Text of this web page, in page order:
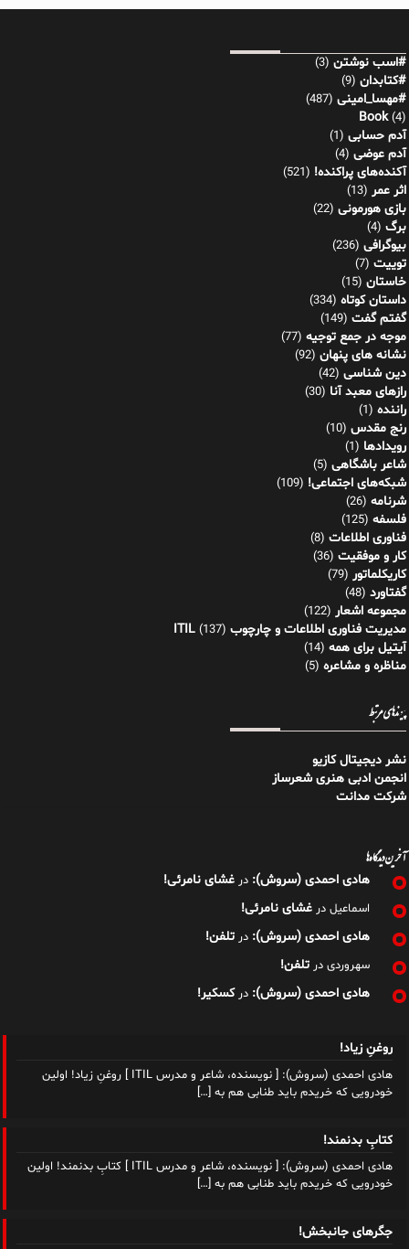
#اسب نوشتن (3)
#کتابدان (9)
#مهسا_امینی (487)
Book(4)
آدم حسابی (1)
آدم عوضی (4)
آکنده‌های پراکنده! (521)
اثر عمر (13)
بازی هورمونی (22)
برگ (4)
بیوگرافی (236)
توییت (7)
خاستان (15)
داستان کوتاه (334)
گفتم گفت (149)
موجه در جمع توجیه (77)
نشانه های پنهان (92)
دین شناسی (42)
رازهای معبد آنا (30)
راننده (1)
رنج مقدس (10)
رویدادها (1)
شاعر باشگاهی (5)
شبکه‌های اجتماعی! (109)
شرنامه (26)
فلسفه (125)
فناوری اطلاعات (8)
کار و موفقیت (36)
کاریکلماتور (79)
گفتاورد (48)
مجموعه اشعار (122)
مدیریت فناوری اطلاعات و چارچوب ITIL (137)
آیتیل برای همه (14)
مناظره و مشاعره (5)
پیوندهای مرتبط
نشر دیجیتال کازیو
انجمن ادبی هنری شعرساز
شرکت مدانت
آخرین دیدگاه‌ها
هادی احمدی (سروش): در غشای نامرئی!
اسماعیل در غشای نامرئی!
هادی احمدی (سروش): در تلفن!
سهروردی در تلفن!
هادی احمدی (سروش): درکسکیر!
روغنِ زیاد!
هادی احمدی (سروش): [ نویسنده، شاعر و مدرس ITIL ] روغنِ زیاد! اولین
خودرویی که خریدم باید طنابی هم به […]
کتابِ بدنمند!
هادی احمدی (سروش): [ نویسنده، شاعر و مدرس ITIL ] کتابِ بدنمند! اولین
خودرویی که خریدم باید طنابی هم به […]
جگرهای جانبخش!